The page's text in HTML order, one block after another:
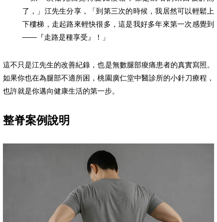
了，」江先生分享，「到第三次的時候，我居然可以輕鬆上
下樓梯，走起路來輕快很多，這是我好多年來第一次感覺到
——『走路是種享受』！」
這不只是江先生的改善紀錄，也是無數腿部痠痛患者的真實寫照。
如果你也在為腿部不適所困，桃園廣仁堂中醫診所的小針刀療程，
也許就是你邁向健康生活的第一步。
整脊案例說明